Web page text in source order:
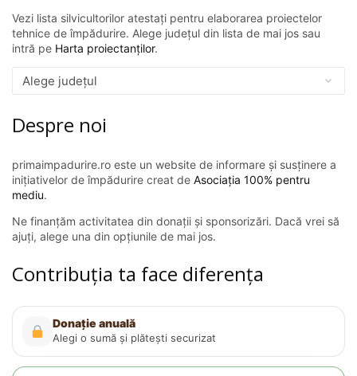
Vezi lista silvicultorilor atestați pentru elaborarea proiectelor
tehnice de împădurire. Alege județul din lista de mai jos sau
intră pe Harta proiectanților.
Despre noi
primaimpadurire.ro este un website de informare și susținere a
inițiativelor de împădurire creat de Asociația 100% pentru
mediu.
Ne finanțăm activitatea din donații și sponsorizări. Dacă vrei să
ajuți, alege una din opțiunile de mai jos.
Contribuția ta face diferența
Donație anuală
Alegi o sumă și plătești securizat